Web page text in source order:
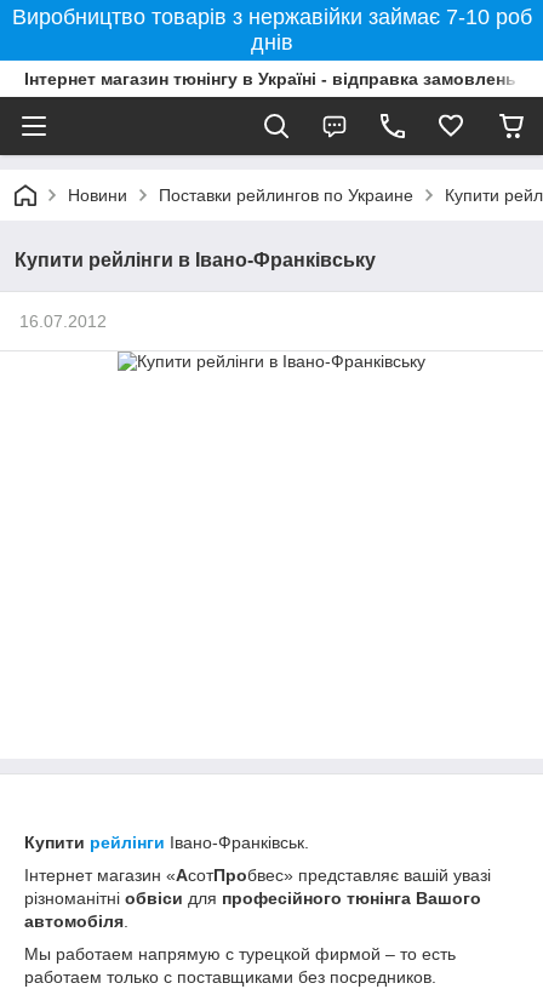
Виробництво товарів з нержавійки займає 7-10 роб
днів
Інтернет магазин тюнінгу в Україні - відправка замовлень
Новини Поставки рейлингов по Украине Купити
Купити рейлінги в Івано-Франківську
16.07.2012
Купити рейлінги Івано-Франківськ.
Інтернет магазин «АсотПробвес» представляє вашій увазі
різноманітні обвіси для професійного тюнінга Вашого
автомобіля
Мы работаем напрямую с турецкой фирмой – то есть
работаем только с поставщиками без посредников.